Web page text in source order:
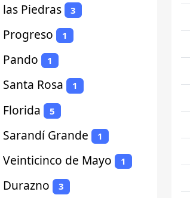
las Piedras 3
Progreso 1
Pando 1
Rosa 1
Florida 5
Sarandí Grande 1
Veinticinco de Mayo 1
Durazno 3